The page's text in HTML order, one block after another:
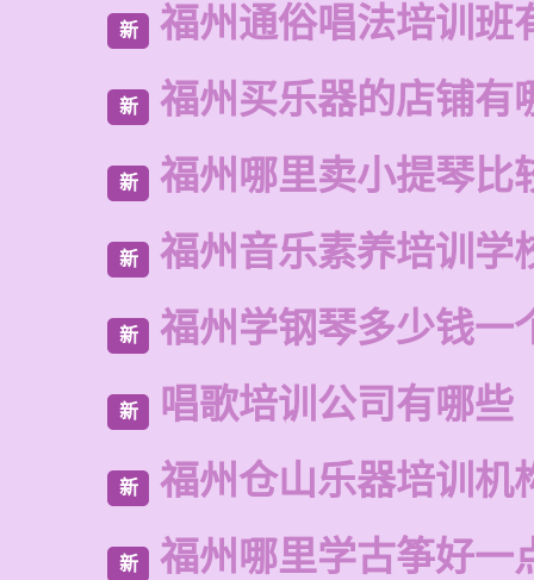
新 福州通俗唱法培训班
新 福州买乐器的店铺有
新 福州哪里卖小提琴比
新 福州音乐素养培训学
新 福州学钢琴多少钱一
新 唱歌培训公司有哪些
新 福州仓山乐器培训机
新 福州哪里学古筝好一